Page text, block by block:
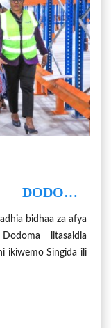
bidhaa za afya
litasaidia
ikiwemo Singida ili